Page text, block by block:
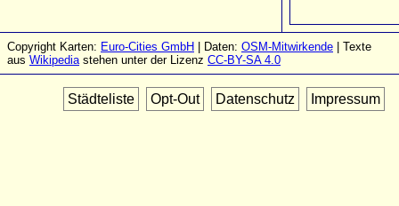
Copyright Karten: Euro-Cities GmbH | Daten: OSM-Mitwirkende | Texte
aus Wikipediastehen unter der Lizenz CC-BY-SA 4.0
Städteliste Opt-Out Datenschutz Impressum